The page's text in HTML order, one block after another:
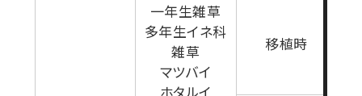
一年生雑草
多年生イネ科
雑草
マツバイ
ホタルイ
移植時